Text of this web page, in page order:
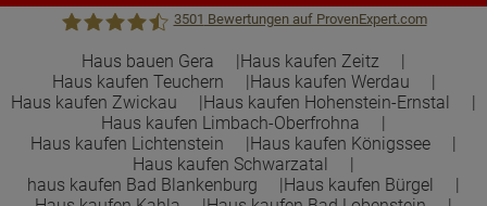
Town &Country Haus Lizenzgeber GmbH
3501 Bewertungen auf ProvenExpert.com
Haus bauen Gera
Haus kaufen Zeitz
Haus kaufen Teuchern
Haus kaufen Werdau
Haus kaufen Zwickau
Haus kaufen Hohenstein-Ernstal
Haus kaufen Limbach-Oberfrohna
Haus kaufen Lichtenstein
Haus kaufen Königssee
Haus kaufen Schwarzatal
haus kaufen Bad Blankenburg
Haus kaufen Bürgel